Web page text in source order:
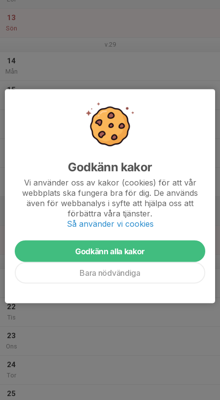
13
Sön
v.29
14
Mån
15
Sön
v.30
22
Tis
23
Ons
24
Tor
25
Godkänn kakor
Vi använder oss av kakor (cookies) för att vår
webbplats ska fungera bra för dig. De används
även för webbanalys i syfte att hjälpa oss att
förbättra våra tjänster.
Så använder vi cookies
Godkänn alla kakor
Bara nödvändiga